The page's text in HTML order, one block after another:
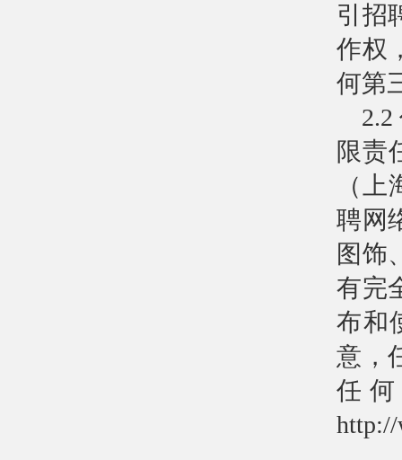
引招
作权
何第
限责
（
聘网
图饰
有完
布和
意，
任
http://